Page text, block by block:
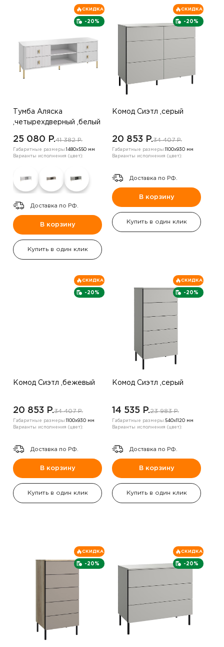
-20%
СКИДКА
Тумба Аляска
,четырехдверный ,белый
25 080 P.41 382 P.
Габаритные размеры: 1480х550 мм
Варианты исполнения (цвет):
Доставка по РФ.
В корзину
Купить в один клик
-20%
СКИДКА
Комод Сиэтл ,серый
20 853 P.34 407 P.
Габаритные размеры: 1100х930 мм
Варианты исполнения (цвет):
Доставка по РФ.
В корзину
Купить в один клик
-20%
СКИДКА
Комод Сиэтл ,бежевый
20 853 P.34 407 P.
Габаритные размеры: 1100х930 мм
Варианты исполнения (цвет):
Доставка по РФ.
В корзину
Купить в один клик
-20%
СКИДКА
Комод Сиэтл ,серый
14 535 P.23 983 P.
Габаритные размеры:540х1120 мм
Варианты исполнения (цвет):
Доставка по РФ.
В корзину
Купить в один клик
-20%
СКИДКА
-20%
СКИДКА